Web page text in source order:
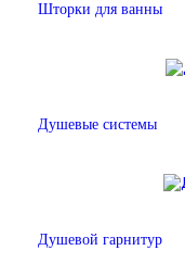
Шторки для ванны
Душевые системы
Душевой гарнитур